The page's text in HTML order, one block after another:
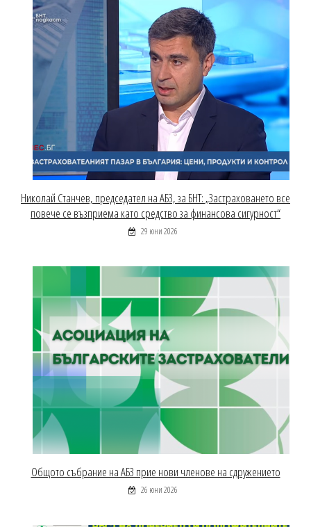
Николай Станчев, председател на АБЗ, за БНТ: „Застраховането все
повече се възприема като средство за финансова сигурност“
29 юни 2026
Общото събрание на АБЗ прие нови членове на сдружението
26 юни 2026